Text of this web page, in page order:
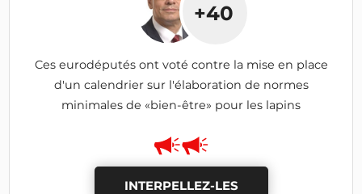
+40
Ces eurodéputés ont voté contre la mise en place
d'un calendrier sur l'élaboration de normes
minimales de «bien-être» pour les lapins
INTERPELLEZ-LES